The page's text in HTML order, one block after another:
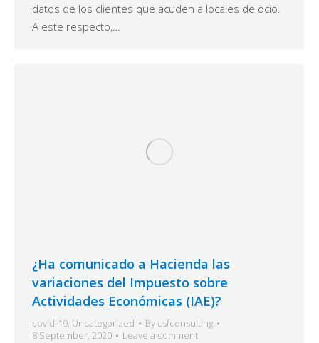
datos de los clientes que acuden a locales de ocio.
A este respecto,…
¿Ha comunicado a Hacienda las
variaciones del Impuesto sobre
Actividades Económicas (IAE)?
covid-19, Uncategorized By csfconsulting
8 September, 2020
Leave a comment